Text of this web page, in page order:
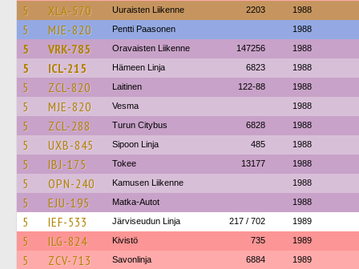
5 XLA-570 Uuraisten Liikenne 2203 1988
5 MJE-820 Pentti Paasonen 1988
5 VRK-785 Oravaisten Liikenne 147256 1988
5 ICL-215 Hämeen Linja 6823 1988
5 ZCL-820 Laitinen 122-88 1988
5 MJE-820 Vesma 1988
5 ZCL-288 Turun Citybus 6828 1988
5 UXB-845 Sipoon Linja 485 1988
5 IBJ-175 Tokee 13177 1988
5 OPN-240 Kamusen Liikenne 1988
5 EJU-195 Matka-Autot 1988
5 IEF-533 Järviseudun Linja 217 / 702 1989
5 ILG-824 Kivistö 735 1989
5 ZCV-713 Savonlinja 6884 1989